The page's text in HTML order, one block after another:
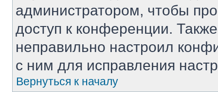
администратором, чтобы
доступ к конференции.
неправильно настроил
с ним для исправления
Вернуться к началу